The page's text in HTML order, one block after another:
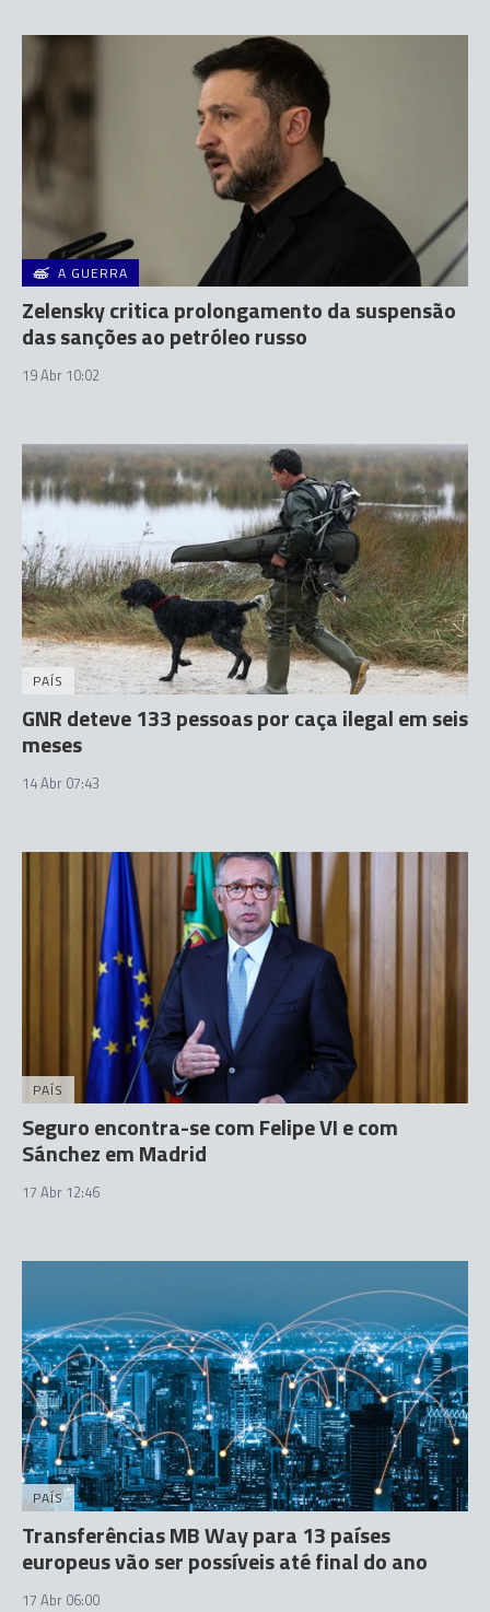
A GUERRA
Zelensky critica prolongamento da suspensão
das sanções ao petróleo russo
19 Abr 10:02
PAÍS
GNR deteve 133 pessoas por caça ilegal em seis
meses
14 Abr 07:43
PAÍS
Seguro encontra-se com Felipe VI e com
Sánchez em Madrid
17 Abr 12:46
PAÍS
Transferências MB Way para 13 países
europeus vão ser possíveis até final do ano
17 Abr 06:00